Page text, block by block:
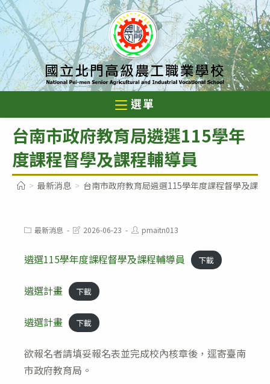
跳
轉
主
要
內
選單
台南市政府教育局遴選115學年
度課程督學及課程輔導員
> 最新消息 > 台南市政府教育局遴選115學年度課程督學及課程
Post最新消息
Post2026-06-23
Post
author:
pmaitn013
遴選115學年度課程督學及課程輔導員 下載
遴選計畫 下載
遴選計畫 下載
欲報名者請填妥報名表並完成校內核章後，逕寄臺南
市政府教育局。